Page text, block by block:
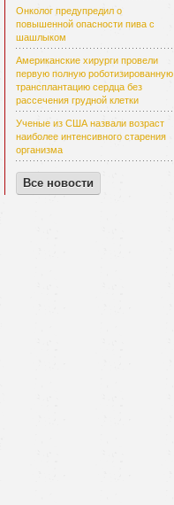
Онколог предупредил о
повышенной опасности пива с
шашлыком
Американские хирурги провели
первую полную роботизированную
трансплантацию сердца без
рассечения грудной клетки
Ученые из США назвали возраст
наиболее интенсивного старения
организма
Все новости